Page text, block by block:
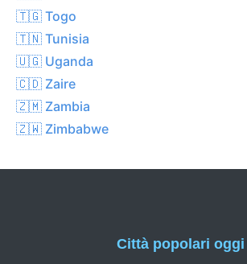
🇹🇬 Togo
🇹🇳 Tunisia
🇺🇬 Uganda
🇨🇩 Zaire
🇿🇲 Zambia
🇿🇼 Zimbabwe
Città popolari oggi